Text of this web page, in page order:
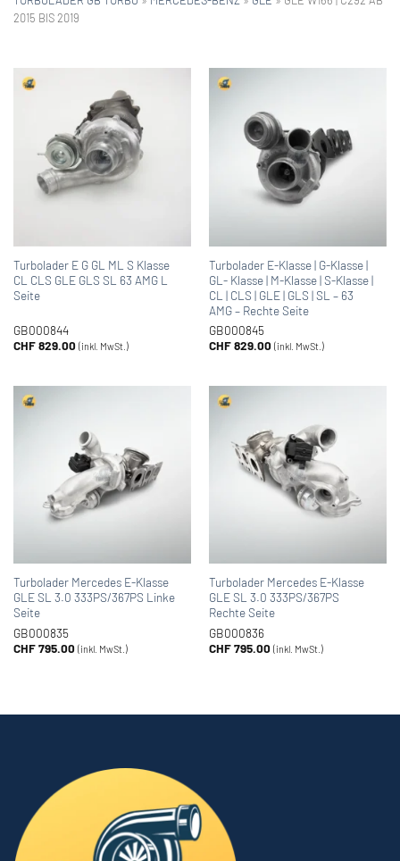
2015 BIS 2019
Turbolader E G GL ML S Klasse
CL CLS GLE GLS SL 63 AMG L
Seite
GB000844
CHF829.00 (inkl. MwSt.)
Turbolader E-Klasse | G-Klasse |
GL- Klasse | M-Klasse | S-Klasse |
CL | CLS | GLE | GLS | SL – 63
AMG – Rechte Seite
GB000845
CHF829.00 (inkl. MwSt.)
Turbolader Mercedes E-Klasse
GLE SL 3.0 333PS/367PS Linke
Seite
GB000835
CHF795.00 (inkl. MwSt.)
Turbolader Mercedes E-Klasse
GLE SL 3.0 333PS/367PS
Rechte Seite
GB000836
CHF795.00 (inkl. MwSt.)